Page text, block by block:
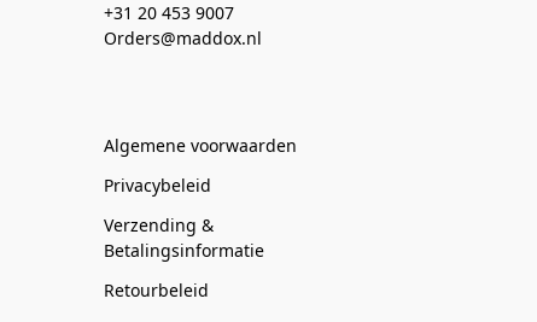
+31 20 453 9007
Orders@maddox.nl
Algemene voorwaarden
Privacybeleid
Verzending &
Betalingsinformatie
Retourbeleid